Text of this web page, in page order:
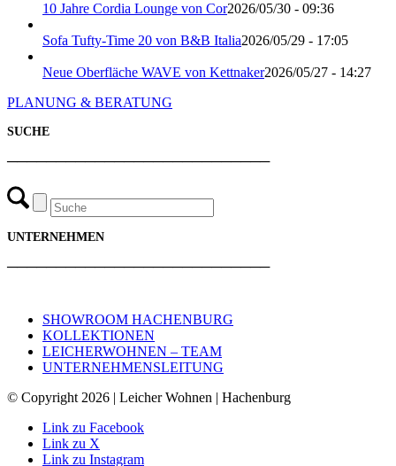
10 Jahre Cordia Lounge von Cor2026/05/30 - 09:36
Sofa Tufty-Time 20 von B&B Italia2026/05/29 - 17:05
Neue Oberfläche WAVE von Kettnaker2026/05/27 - 14:27
PLANUNG & BERATUNG
SUCHE
───────────────────────────
UNTERNEHMEN
───────────────────────────
SHOWROOM HACHENBURG
KOLLEKTIONEN
LEICHERWOHNEN – TEAM
UNTERNEHMENSLEITUNG
© Copyright 2026 | Leicher Wohnen | Hachenburg
Link zu Facebook
Link zu X
Link zu Instagram